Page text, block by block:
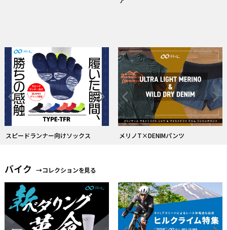
ストレスフリーな履心地のタイツ
バイク →コレクションを見る
R×L バイクソックスのフラッグシッ
プモデル
FITグローブレビューキャンペーン中
フットボール→コレクションを見る